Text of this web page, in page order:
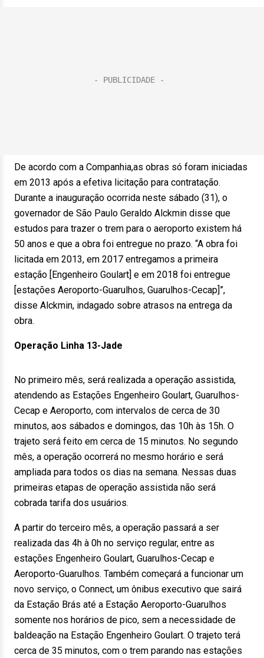
De acordo com a Companhia,as obras só foram iniciadas
em 2013 após a efetiva licitação para contratação.
Durante a inauguração ocorrida neste sábado (31), o
governador de São Paulo Geraldo Alckmin disse que
estudos para trazer o trem para o aeroporto existem há
50 anos e que a obra foi entregue no prazo. “A obra foi
licitada em 2013, em 2017 entregamos a primeira
estação [Engenheiro Goulart] e em 2018 foi entregue
[estações Aeroporto-Guarulhos, Guarulhos-Cecap]”,
disse Alckmin, indagado sobre atrasos na entrega da
obra.
Operação Linha 13-Jade
No primeiro mês, será realizada a operação assistida,
atendendo as Estações Engenheiro Goulart, Guarulhos-
Cecap e Aeroporto, com intervalos de cerca de 30
minutos, aos sábados e domingos, das 10h às 15h. O
trajeto será feito em cerca de 15 minutos. No segundo
mês, a operação ocorrerá no mesmo horário e será
ampliada para todos os dias na semana. Nessas duas
primeiras etapas de operação assistida não será
cobrada tarifa dos usuários.
A partir do terceiro mês, a operação passará a ser
realizada das 4h à 0h no serviço regular, entre as
estações Engenheiro Goulart, Guarulhos-Cecap e
Aeroporto-Guarulhos. Também começará a funcionar um
novo serviço, o Connect, um ônibus executivo que sairá
da Estação Brás até a Estação Aeroporto-Guarulhos
somente nos horários de pico, sem a necessidade de
baldeação na Estação Engenheiro Goulart. O trajeto terá
cerca de 35 minutos, com o trem parando nas estações